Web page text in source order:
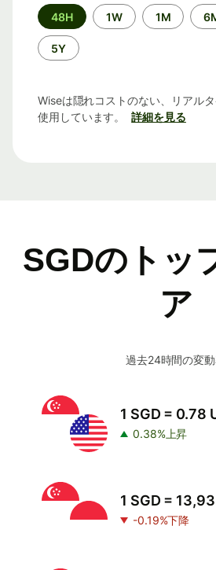
期
間
48H 1W 1M
5Y
Wiseは隠れコストのない、リアル
使用しています。
詳細を見る
SGDのトッ
ア
過去24時間の変
1 SGD = 0.78
0.38%上昇
1 SGD =
-0.19%下降